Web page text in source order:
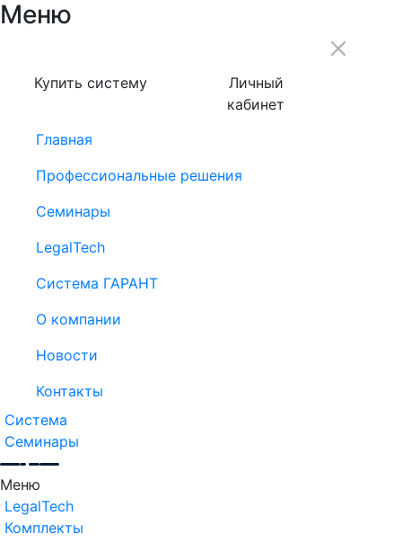
Меню
Купить систему
Личный
кабинет
Главная
Профессиональные решения
Семинары
LegalTech
Система ГАРАНТ
О компании
Новости
Контакты
Система
Семинары
Меню
LegalTech
Комплекты